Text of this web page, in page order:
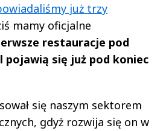
już trzy
mamy oficjalne
restauracje pod
pojawią się już pod koniec
się naszym sektorem
gdyż rozwija się on w